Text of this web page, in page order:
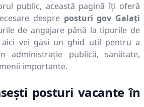
public, această pagină îți oferă
despre posturi gov Galaţi
de angajare până la tipurile de
aici vei găsi un ghid util pentru a
administrație publică, sănătate,
importante.
posturi vacante în